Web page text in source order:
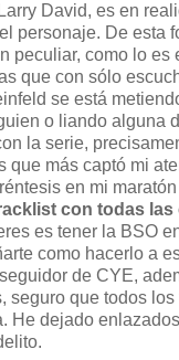
David, es en
personaje. De esta
peculiar, como lo es
que con sólo
se está
o liando alguna
la serie,
que más captó mi
en mi
con todas
es tener la BSO
como hacerlo a
de CYE,
seguro que todos
He dejado